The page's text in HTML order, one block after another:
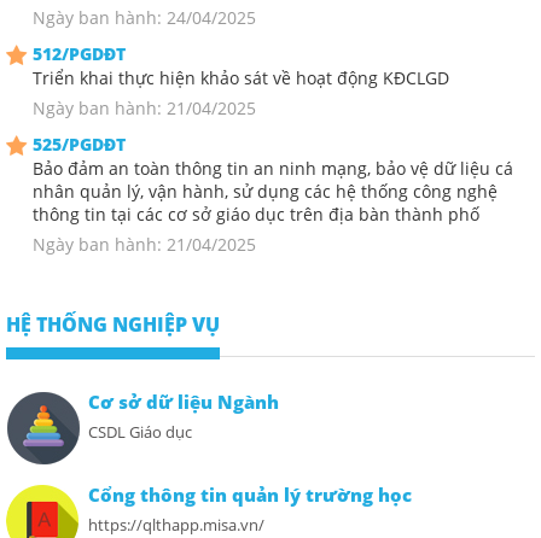
Ngày ban hành: 24/04/2025
512/PGDĐT
Triển khai thực hiện khảo sát về hoạt động KĐCLGD
Ngày ban hành: 21/04/2025
525/PGDĐT
Bảo đảm an toàn thông tin an ninh mạng, bảo vệ dữ liệu cá
nhân quản lý, vận hành, sử dụng các hệ thống công nghệ
thông tin tại các cơ sở giáo dục trên địa bàn thành phố
Ngày ban hành: 21/04/2025
HỆ THỐNG NGHIỆP VỤ
Cơ sở dữ liệu Ngành
CSDL Giáo dục
Cổng thông tin quản lý trường học
https://qlthapp.misa.vn/